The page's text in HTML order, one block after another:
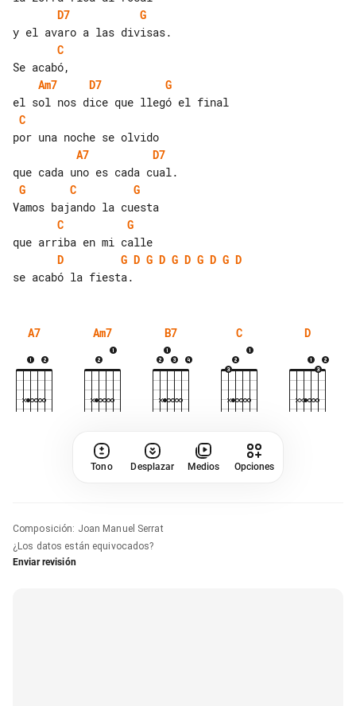
D7
G
C
Am7
D7
G
C
A7
D7
G
C
G
C
G
D
G D G D G D G D G D
A7 Am7 B7 C D
Tono Desplazar Medios Opciones
Composición: Joan Manuel Serrat
¿Los datos están equivocados?
Enviar revisión